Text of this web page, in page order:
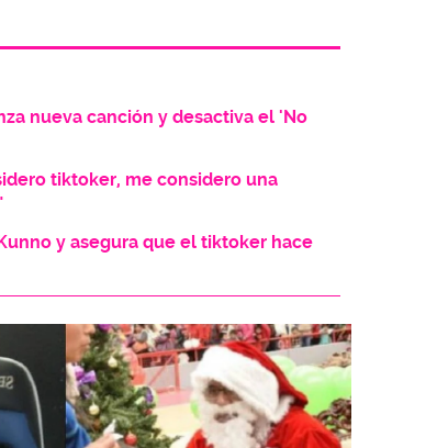
nueva canción y desactiva el 'No
tiktoker, me considero una
y asegura que el tiktoker hace